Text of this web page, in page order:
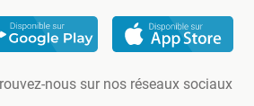
nous sur nos réseaux sociaux